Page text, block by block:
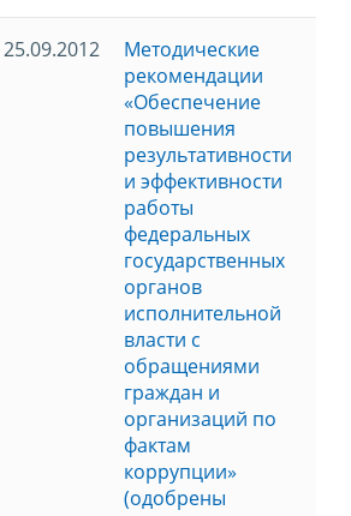
25.09.2012
Методические
рекомендации
«Обеспечение
повышения
результативности
и эффективности
работы
федеральных
государственных
органов
исполнительной
власти с
обращениями
граждан и
организаций по
фактам
коррупции»
(одобрены